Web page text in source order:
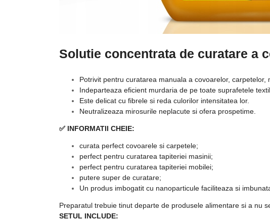
Solutie concentrata de curatare a
Potrivit pentru curatarea manuala a covoarelor,
Indeparteaza eficient murdaria de pe toate suprafetele
Este delicat cu fibrele si reda culorilor intensitatea lor.
Neutralizeaza mirosurile neplacute si ofera prospetime.
✅ INFORMATII CHEIE:
curata perfect covoarele si carpetele;
perfect pentru curatarea tapiteriei masinii;
perfect pentru curatarea tapiteriei mobilei;
putere super de curatare;
Un produs imbogatit cu nanoparticule faciliteaza si
Preparatul trebuie tinut departe de produsele alimentare si a nu
SETUL INCLUDE: